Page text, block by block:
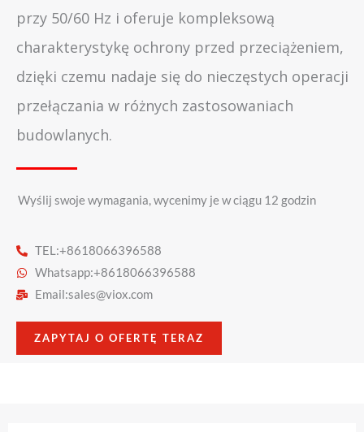
przy 50/60 Hz i oferuje kompleksową
charakterystykę ochrony przed przeciążeniem,
dzięki czemu nadaje się do nieczęstych operacji
przełączania w różnych zastosowaniach
budowlanych.
Wyślij swoje wymagania, wycenimy je w ciągu 12 godzin
TEL:+8618066396588
Whatsapp:+8618066396588
Email:sales@viox.com
ZAPYTAJ O OFERTĘ TERAZ